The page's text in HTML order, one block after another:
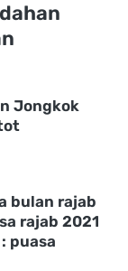
Jongkok
bulan rajab
rajab 2021
puasa